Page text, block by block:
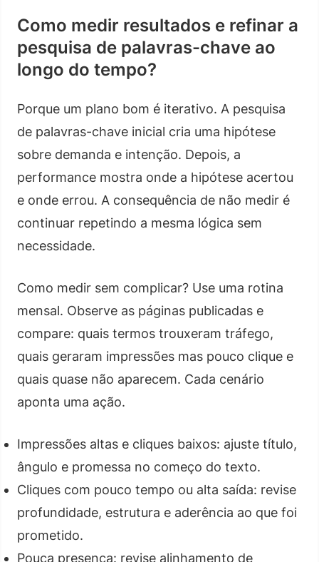
Como medir resultados e refinar a
pesquisa de palavras-chave ao
longo do tempo?
Porque um plano bom é iterativo. A pesquisa
de palavras-chave inicial cria uma hipótese
sobre demanda e intenção. Depois, a
performance mostra onde a hipótese acertou
e onde errou. A consequência de não medir é
continuar repetindo a mesma lógica sem
necessidade.
Como medir sem complicar? Use uma rotina
mensal. Observe as páginas publicadas e
compare: quais termos trouxeram tráfego,
quais geraram impressões mas pouco clique e
quais quase não aparecem. Cada cenário
aponta uma ação.
Impressões altas e cliques baixos: ajuste título,
ângulo e promessa no começo do texto.
Cliques com pouco tempo ou alta saída: revise
profundidade, estrutura e aderência ao que foi
prometido.
Pouca presença: revise alinhamento de